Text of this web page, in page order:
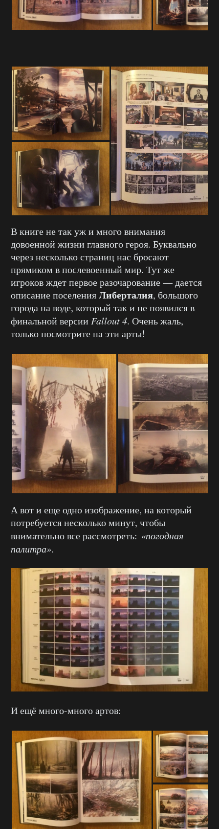
В книге не так уж и много внимания
довоенной жизни главного героя. Буквально
через несколько страниц нас бросают
прямиком в послевоенный мир. Тут же
игроков ждет первое разочарование — дается
описание поселенияЛиберталия, большого
города на воде, который так и не появился в
финальной версии Fallout 4. Очень жаль,
только посмотрите на эти арты!
А вот и еще одно изображение, на который
потребуется несколько минут, чтобы
внимательно все рассмотреть: «погодная
палитра».
И ещё много-много артов: